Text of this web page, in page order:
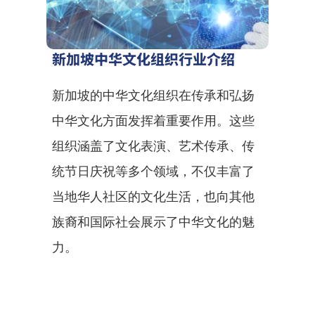
新加坡中华文化组织行业介绍
新加坡的中华文化组织在传承和弘扬
中华文化方面发挥着重要作用。这些
组织涵盖了文化表演、艺术传承、传
统节日庆祝等多个领域，不仅丰富了
当地华人社区的文化生活，也向其他
族裔和国际社会展示了中华文化的魅
力。